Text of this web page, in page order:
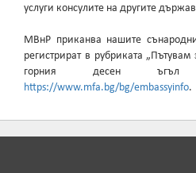
услуги консулите на другите
МВнР приканва нашите
регистрират в рубриката „Пътувам
горния десен ъгъл
https://www.mfa.bg/bg/embassyinfo.